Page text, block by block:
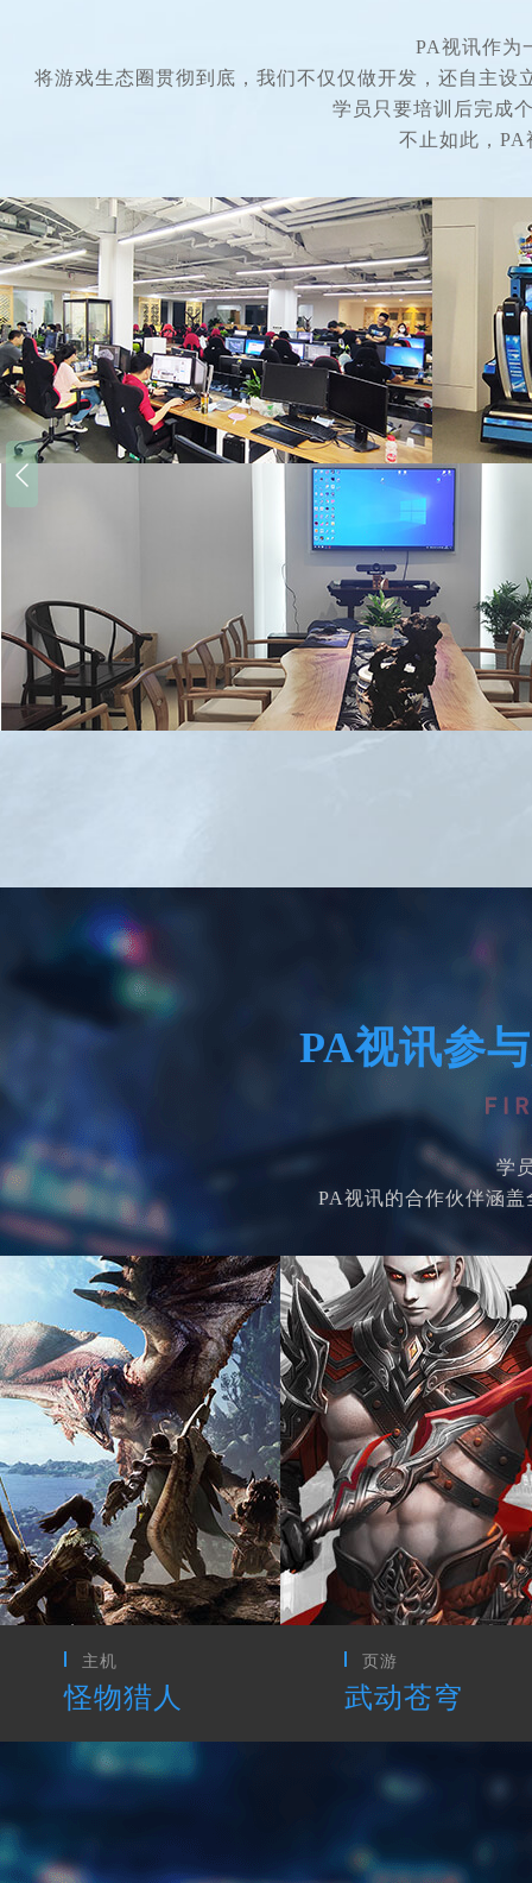
PA视讯作为
将游戏生态圈贯彻到底，我们不仅仅做开发，还自主
学员只要培训后完成
不止如此，
PA视讯参
学
PA视讯的合作伙伴涵
页游
武动苍穹
CG动画
最终幻想